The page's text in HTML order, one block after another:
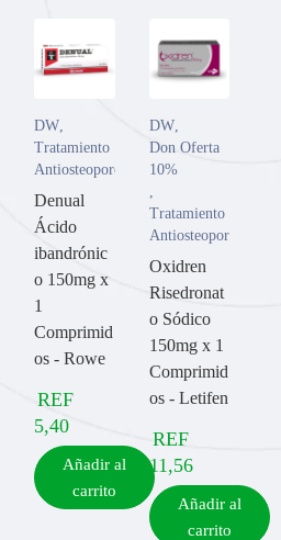
DW,
Tratamiento
Antiosteoporosis/Antirreumáticos
Denual
Ácido
ibandrónic
o 150mg x
1
Comprimid
os - Rowe
REF
5,40
Añadir al
carrito
DW,
Don Oferta
10%
,
Tratamiento
Antiosteoporosis/
Oxidren
Risedronat
o Sódico
150mg x 1
Comprimid
os - Letifen
REF
11,56
Añadir al
carrito